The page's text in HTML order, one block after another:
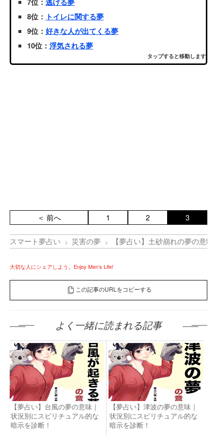
8位： トイレに関する夢
9位： 好きな人が出てくる夢
10位： 浮気される夢
タップすると移動します
＜ 前へ 1 2 3
スマート夢占い 災害の夢 【夢占い】土砂崩れの夢の意
大切な人にシェアしよう。Enjoy Men’s Life!
この記事のURLをコピーする
よく一緒に読まれる記事
【夢占い】台風の夢の意味｜
状況別にスピリチュアル的な
暗示を診断！
【夢占い】津波の夢の意味｜
状況別にスピリチュアル的な
暗示を診断！